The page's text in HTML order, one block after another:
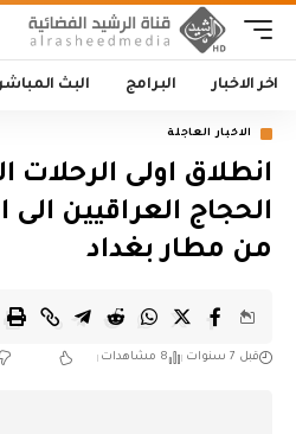
اخر الاخبار البرامج البث
الاخبار العاجلة
انطلاق اولى الرحلات
الحجاج العراقيين الى
من مطار بغداد
قبل 7 سنوات 8 مشاهدات